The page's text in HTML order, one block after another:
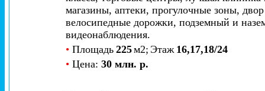
магазины, аптеки, прогулочные зоны,
велосипедные дорожки, подземный и
видеонаблюдения.
• Площадь 225м2; Этаж 16,17,18/24
• Цена: 30 млн. р.